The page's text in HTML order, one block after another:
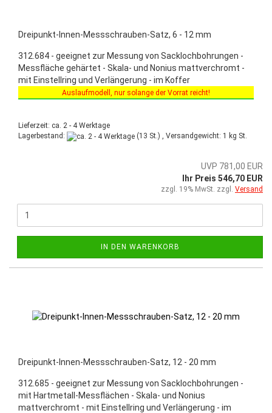
Dreipunkt-Innen-Messschrauben-Satz, 6 - 12 mm
312.684 - geeignet zur Messung von Sacklochbohrungen -
Messfläche gehärtet - Skala- und Nonius mattverchromt -
mit Einstellring und Verlängerung - im Koffer
Auslaufmodell, nur solange der Vorrat reicht!
Sonderaktion vom 03.03.2025 bis 30.06.2025!
Lieferzeit: ca. 2 - 4 Werktage
Lagerbestand:
(13 St.) , Versandgewicht: 1 kg St.
UVP 781,00 EUR
Ihr Preis 546,70 EUR
zzgl. 19% MwSt. zzgl. Versand
IN DEN WARENKORB
Dreipunkt-Innen-Messschrauben-Satz, 12 - 20 mm
312.685 - geeignet zur Messung von Sacklochbohrungen -
mit Hartmetall-Messflächen - Skala- und Nonius
mattverchromt - mit Einstellring und Verlängerung - im